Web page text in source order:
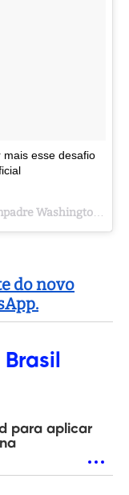
esse desafio
Uma publicação compartilhada por Compadre Washington ???? (@compadrewashington) em
do novo
Brasil
para aplicar